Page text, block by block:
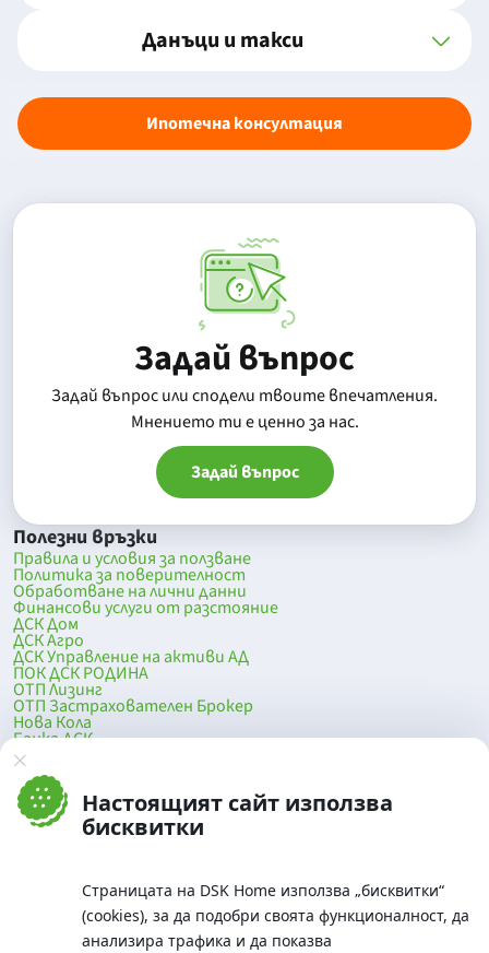
Настоящият сайт използва
бисквитки
Страницата на DSK Home използва „бисквитки“
(cookies), за да подобри своята функционалност, да
анализира трафика и да показва
Данъци и такси
Ипотечна консултация
Задай въпрос
Задай въпрос или сподели твоите впечатления.
Mнението ти е ценно за нас.
Задай въпрос
Полезни връзки
Правила и условия за ползване
Политика за поверителност
Обработване на лични данни
Финансови услуги от разстояние
ДСК Дом
ДСК Агро
ДСК Управление на активи АД
ПОК ДСК РОДИНА
ОТП Лизинг
ОТП Застрахователен Брокер
Нова Кола
Банка ДСК
DSK Mobile
Оферти за продажба от Банка ДСК
Клонова мрежа и банкомати
До началото на страницата